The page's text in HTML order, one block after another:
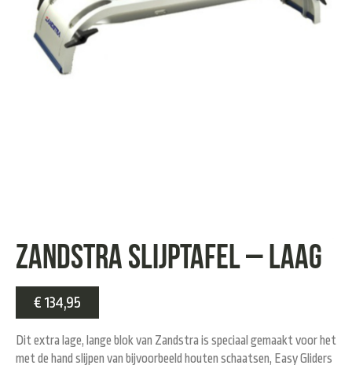
Zandstra slijptafel – laag
€ 134,95
Dit extra lage, lange blok van Zandstra is speciaal gemaakt voor het
met de hand slijpen van bijvoorbeeld houten schaatsen, Easy Gliders